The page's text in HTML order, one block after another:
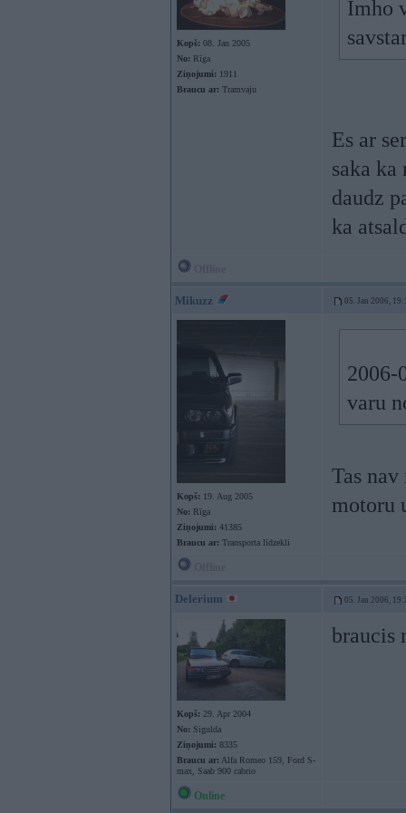
Kopš: 08. Jan 2005
No: Rīga
Ziņojumi: 1911
Braucu ar: Tramvaju
Imho
Es ar
saka
daudz
ka
Mikuzz 05. Jan 2006,
Kopš: 19. Aug 2005
No: Rīga
Ziņojumi: 41385
Braucu ar: Transporta līdzekli
2006-
varu
Tas
motoru
Delerium 05. Jan 2006,
Kopš: 29. Apr 2004
No: Sigulda
Ziņojumi: 8335
Braucu ar: Alfa Romeo 159, Ford S-
max, Saab 900 cabrio
braucis
Online